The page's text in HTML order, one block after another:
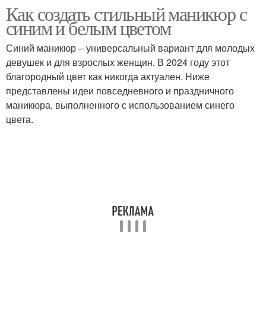
Цветы на ногтях Лак для маникюра
Лаки для ногтей Маникюр с белым
Как создать стильный маникюр с
синим и белым цветом
Синий маникюр – универсальный вариант для молодых
девушек и для взрослых женщин. В 2024 году этот
благородный цвет как никогда актуален. Ниже
представлены идеи повседневного и праздничного
маникюра, выполненного с использованием синего
цвета.